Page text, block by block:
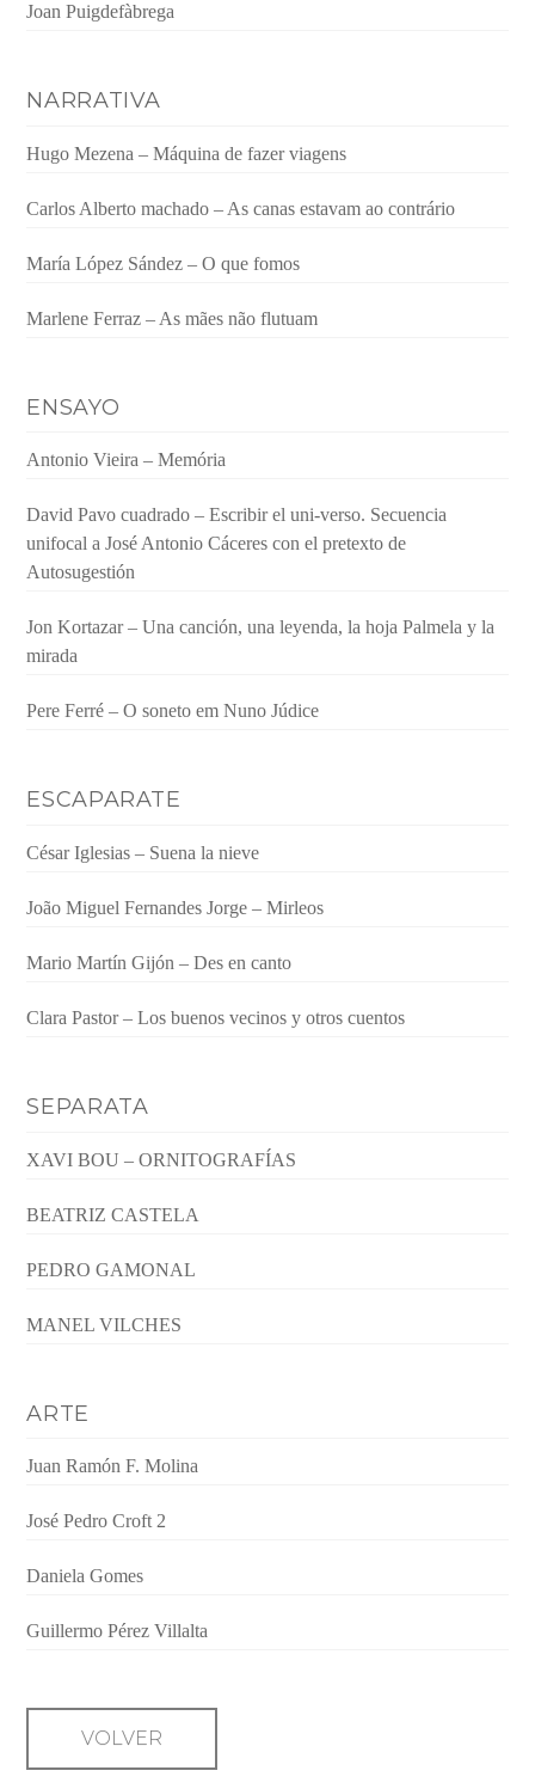
Joan Puigdefàbrega
NARRATIVA
Hugo Mezena – Máquina de fazer viagens
Carlos Alberto machado – As canas estavam ao contrário
María López Sández – O que fomos
Marlene Ferraz – As mães não flutuam
ENSAYO
Antonio Vieira – Memória
David Pavo cuadrado – Escribir el uni-verso. Secuencia
unifocal a José Antonio Cáceres con el pretexto de
Autosugestión
Jon Kortazar – Una canción, una leyenda, la hoja Palmela y la
mirada
Pere Ferré – O soneto em Nuno Júdice
ESCAPARATE
César Iglesias – Suena la nieve
João Miguel Fernandes Jorge – Mirleos
Mario Martín Gijón – Des en canto
Clara Pastor – Los buenos vecinos y otros cuentos
SEPARATA
XAVI BOU – ORNITOGRAFÍAS
BEATRIZ CASTELA
PEDRO GAMONAL
MANEL VILCHES
ARTE
Juan Ramón F. Molina
José Pedro Croft 2
Daniela Gomes
Guillermo Pérez Villalta
VOLVER